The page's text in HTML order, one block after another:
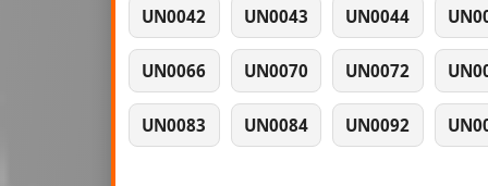
UN0042 UN0043 UN0044
UN0066 UN0070 UN0072
UN0083 UN0084 UN0092